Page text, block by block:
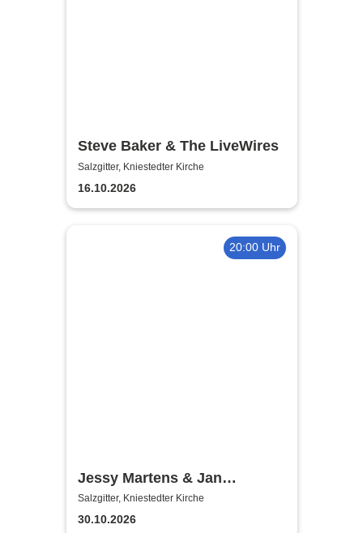
Steve Baker & The LiveWires
Salzgitter, Kniestedter Kirche
16.10.2026
20:00 Uhr
Jessy Martens & Jan
Fischer's Blues Support
Salzgitter, Kniestedter Kirche
30.10.2026